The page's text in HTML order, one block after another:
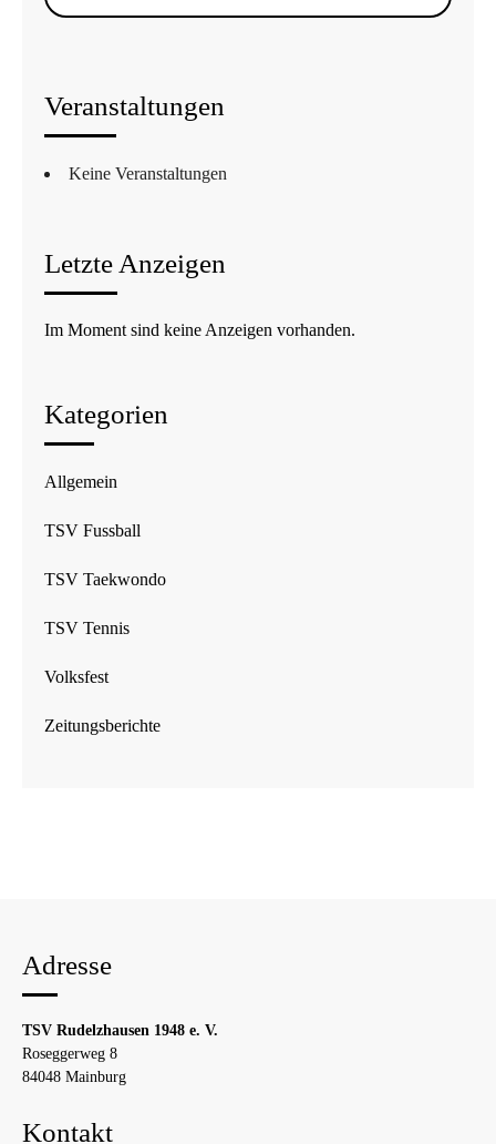
nach:
Veranstaltungen
Keine Veranstaltungen
Letzte Anzeigen
Im Moment sind keine Anzeigen vorhanden.
Kategorien
Allgemein
TSV Fussball
TSV Taekwondo
TSV Tennis
Volksfest
Zeitungsberichte
Adresse
TSV Rudelzhausen 1948 e. V.
Roseggerweg 8
84048 Mainburg
Kontakt